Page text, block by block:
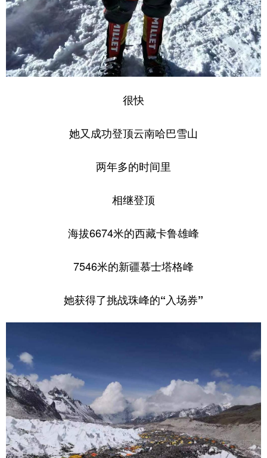
很快
她又成功登顶云南哈巴雪山
两年多的时间里
相继登顶
海拔6674米的西藏卡鲁雄峰
7546米的新疆慕士塔格峰
她获得了挑战珠峰的“入场券”